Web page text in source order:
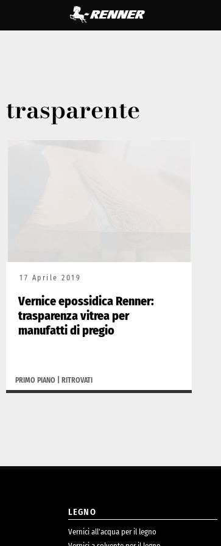
trasparente
17 Aprile 2019
Vernice epossidica Renner:
trasparenza vitrea per
manufatti di pregio
PRIMO PIANO RITROVATI
LEGNO
Vernici all’acqua per il legno